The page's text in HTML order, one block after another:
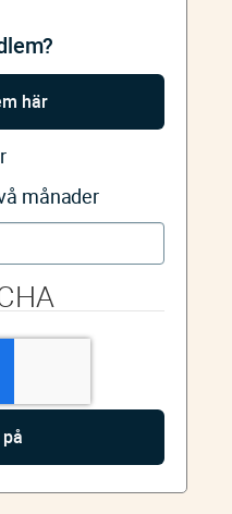
här
månader